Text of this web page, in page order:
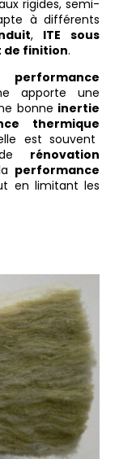
rigides, semi-
à différents
, ITE sous
de finition.
performance
apporte une
bonne inertie
thermique
est souvent
rénovation
performance
en limitant les